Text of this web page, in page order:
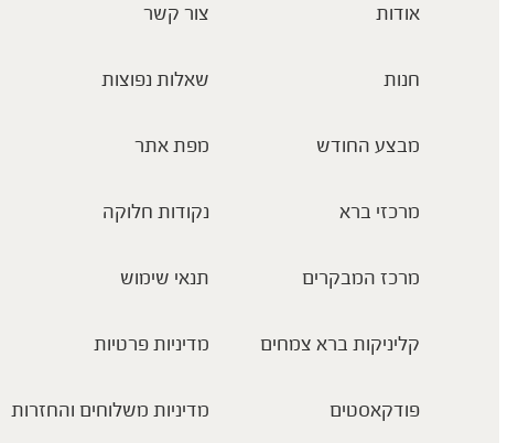
אודות
חנות
מבצע החודש
מרכזי ברא
מרכז המבקרים
קליניקות ברא צמחים
פודקאסטים
צור קשר
שאלות נפוצות
מפת אתר
נקודות חלוקה
תנאי שימוש
מדיניות פרטיות
מדיניות משלוחים והחזרות